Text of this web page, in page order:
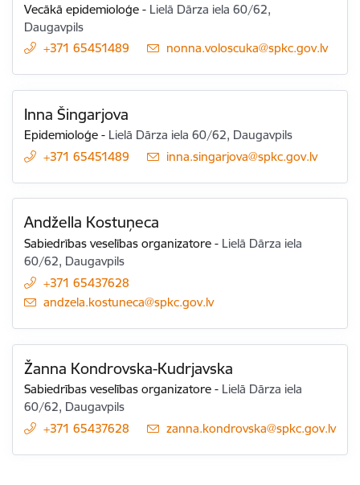
Vecākā epidemioloģe - Lielā Dārza iela 60/62,
Daugavpils
+371 65451489
E-pasts:
nonna.voloscuka@spkc.gov.lv
Inna Šingarjova
Epidemioloģe - Lielā Dārza iela 60/62, Daugavpils
+371 65451489
E-pasts:
inna.singarjova@spkc.gov.lv
Andžella Kostuņeca
Sabiedrības veselības organizatore - Lielā Dārza iela
60/62, Daugavpils
+371 65437628
E-pasts:
andzela.kostuneca@spkc.gov.lv
Žanna Kondrovska-Kudrjavska
Sabiedrības veselības organizatore - Lielā Dārza iela
60/62, Daugavpils
+371 65437628
E-pasts:
zanna.kondrovska@spkc.gov.lv